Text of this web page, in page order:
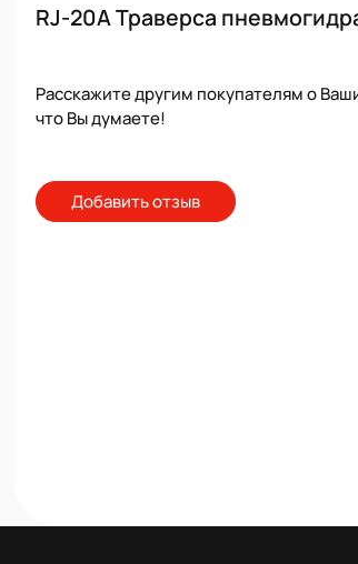
RJ-20A Траверса
Расскажите другим покупателям о
что Вы думаете!
Добавить отзыв